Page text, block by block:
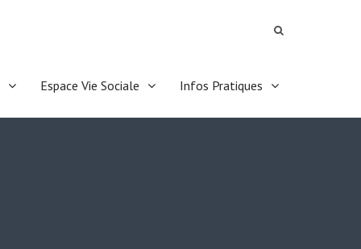
Espace Vie Sociale Infos Pratiques